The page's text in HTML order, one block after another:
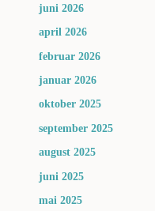
juni 2026
april 2026
februar 2026
januar 2026
oktober 2025
september 2025
august 2025
juni 2025
mai 2025